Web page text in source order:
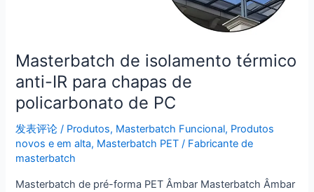
Masterbatch de isolamento térmico
anti-IR para chapas de
policarbonato de PC
发表评论 / Produtos, Masterbatch Funcional, Produtos
novos e em alta, Masterbatch PET / Fabricante de
masterbatch
Masterbatch de pré-forma PET Âmbar Masterbatch Âmbar